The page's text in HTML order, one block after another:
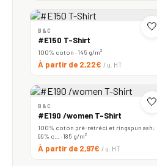
🤍
B&C
#E150 T-Shirt
100% coton · 145 g/m²
À partir de 2,22€ / u. HT
🤍
B&C
#E190 /women T-Shirt
100% coton pré-rétréci et ringspun ash:
99% c… · 185 g/m²
À partir de 2,97€ / u. HT